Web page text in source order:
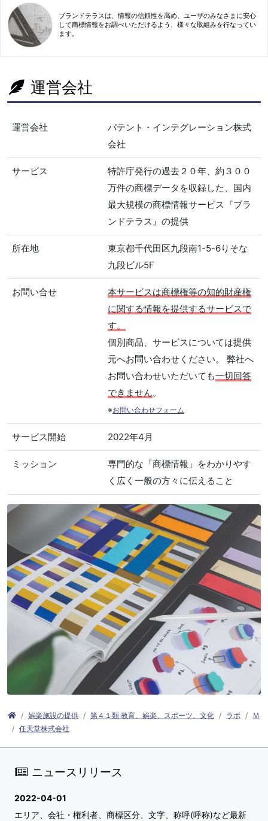
ブランドテラスは、情報の信頼性を高め、ユーザのみなさまに安心
して商標情報をお調べいただけるよう、様々な取組みを行なってい
ます。
運営会社
運営会社
パテント・インテグレーション株式
会社
サービス
特許庁発行の過去２０年、約３００
万件の商標データを収録した、国内
最大規模の商標情報サービス『ブラ
ンドテラス』の提供
所在地
東京都千代田区九段南1-5-6りそな
九段ビル5F
お問い合せ
本サービスは商標権等の知的財産権
に関する情報を提供するサービスで
す。
個別商品、サービスについては提供
元へお問い合わせください。 弊社へ
お問い合わせいただいても一切回答
できません。
※お問い合わせフォーム
サービス開始 2022年4月
ミッション
専門的な「商標情報」をわかりやす
く広く一般の方々に伝えること
娯楽施設の提供 第４１類 教育、娯楽、スポーツ、文化 ラボ
Ｍ
任天堂株式会社
ニュースリリース
2022-04-01
エリア、会社・権利者、商標区分、文字、称呼(呼称)など最新